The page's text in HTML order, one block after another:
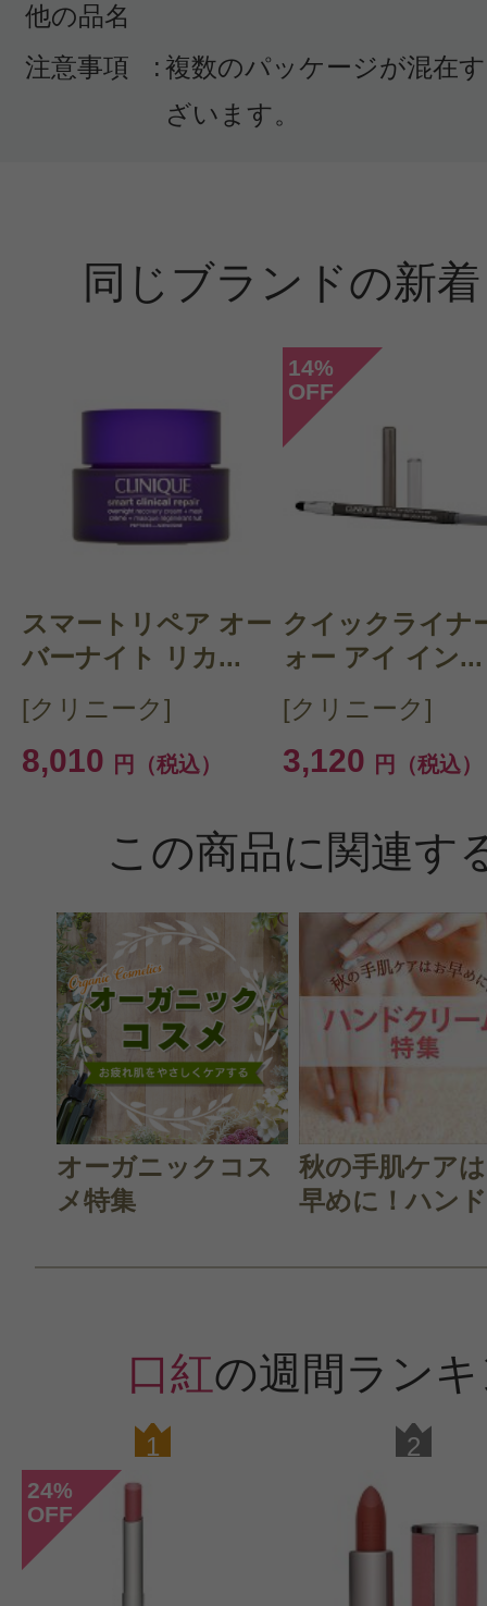
他の品名
注意事項 : 複数のパッケージが混在
ざいます。
同じブランドの新
スマートリペア オー
バーナイト リカ...
[クリニーク]
8,010 円（税込）
14%
OFF
クイックライナ
ォー アイ イン...
[クリニーク]
3,120 円（税込）
この商品に関連す
オーガニックコス
メ特集
秋の手肌ケア
早めに！ハン
口紅の週間ラン
1
24%
OFF
2